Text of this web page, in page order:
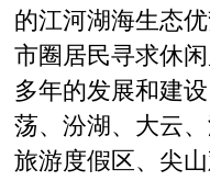
的江河湖海生态
市圈居民寻求休
多年的发展和建
荡、汾湖、大云
旅游度假区、尖